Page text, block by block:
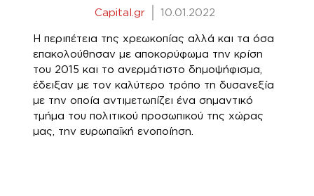
Capital.gr 10.01.2022
Η περιπέτεια της χρεωκοπίας αλλά και τα όσα
επακολούθησαν με αποκορύφωμα την κρίση
του 2015 και το ανερμάτιστο δημοψήφισμα,
έδειξαν με τον καλύτερο τρόπο τη δυσανεξία
με την οποία αντιμετωπίζει ένα σημαντικό
τμήμα του πολιτικού προσωπικού της χώρας
μας, την ευρωπαϊκή ενοποίηση.